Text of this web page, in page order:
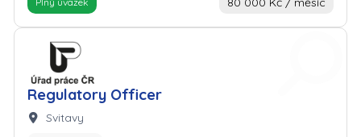
Regulatory Officer
Zaměstnavatel: Úřad práce
Lokalita:
Svitavy